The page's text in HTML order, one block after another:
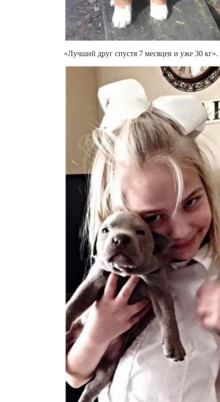
«Лучший друг спустя 7 месяцев и уже 30 кг».